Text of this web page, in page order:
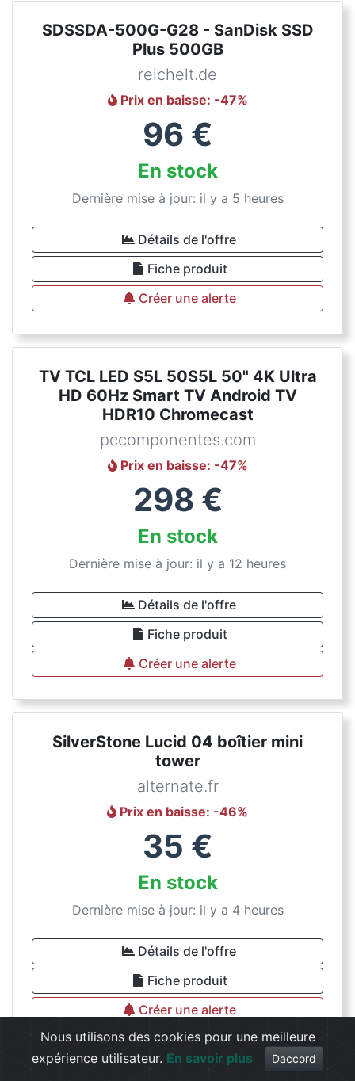
SDSSDA-500G-G28 - SanDisk SSD
Plus 500GB
reichelt.de
Prix en baisse: -47%
96 €
En stock
Dernière mise à jour: il y a 5 heures
Détails de l'offre
Fiche produit
Créer une alerte
TV TCL LED S5L 50S5L 50" 4K Ultra
HD 60Hz Smart TV Android TV
HDR10 Chromecast
pccomponentes.com
Prix en baisse: -47%
298 €
En stock
Dernière mise à jour: il y a 12 heures
Détails de l'offre
Fiche produit
Créer une alerte
SilverStone Lucid 04 boîtier mini
tower
alternate.fr
Prix en baisse: -46%
35 €
En stock
Dernière mise à jour: il y a 4 heures
Détails de l'offre
Fiche produit
Créer une alerte
Nous utilisons des cookies pour une meilleure
expérience utilisateur. En savoir plus Daccord